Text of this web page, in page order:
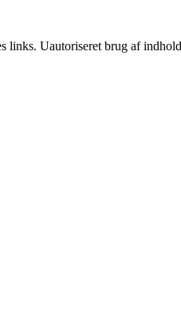
links. Uautoriseret brug af